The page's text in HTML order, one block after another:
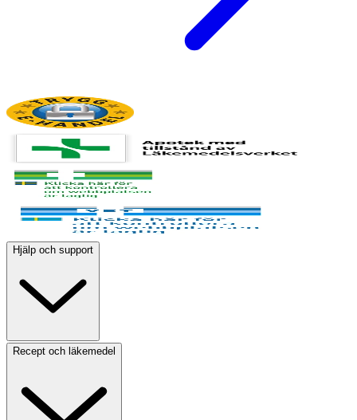
Hjälp och support
Recept och läkemedel